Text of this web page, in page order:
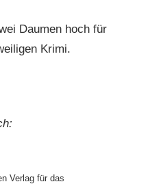
Daumen hoch für
Krimi.
Verlag für das